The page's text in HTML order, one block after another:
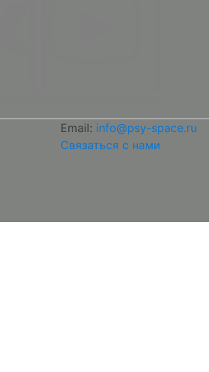
Email: info@psy-space.ru
Связаться с нами